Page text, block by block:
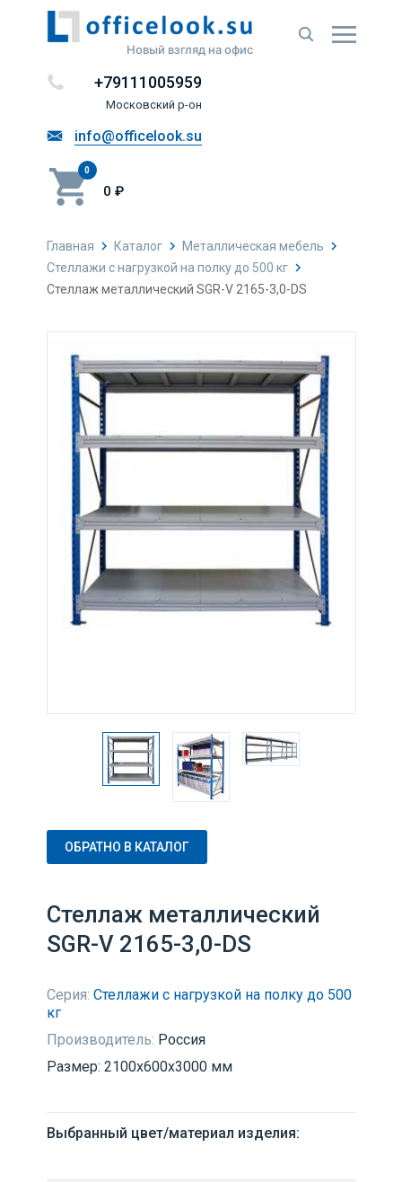
Новый взгляд на офис
+79111005959
Московский р-он
info@officelook.su
0
0 ₽
Главная Каталог
Металлическая мебель
Стеллажи с нагрузкой на полку до 500 кг
Стеллаж металлический SGR-V 2165-3,0-DS
ОБРАТНО В КАТАЛОГ
Стеллаж металлический
SGR-V 2165-3,0-DS
Серия: Стеллажи с нагрузкой на полку до 500
кг
Производитель: Россия
Размер: 2100x600x3000 мм
Выбранный цвет/материал изделия: